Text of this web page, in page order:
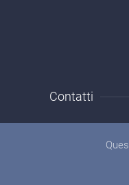
Contatti
320 3494839